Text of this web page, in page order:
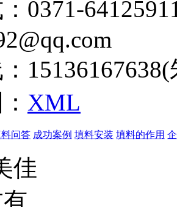
：0371-
XML
问答 成功案例 填料安装 填料的作用